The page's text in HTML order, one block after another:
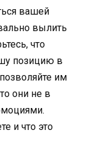
вашей
вылить
что
позицию в
им
они не в
и что это